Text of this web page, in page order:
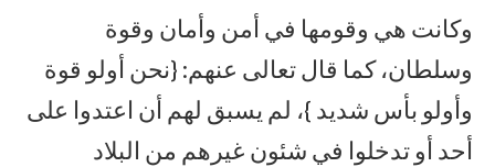
وكانت هي وقومها في أمن وأمان وقوة
وسلطان، كما قال تعالى عنهم: {نحن أولو قوة
وأولو بأس شديد }، لم يسبق لهم أن اعتدوا على
أحد أو تدخلوا في شئون غيرهم من البلاد